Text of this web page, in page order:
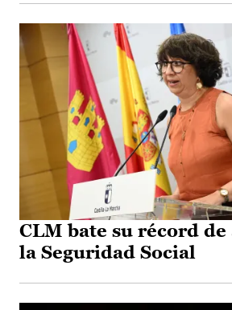
CLM bate su récord
la Seguridad Social